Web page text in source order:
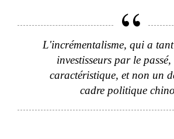
L'incrémentalisme, qui a
investisseurs par le passé,
caractéristique, et non un
cadre politique
Je ne suis pas résident ou citoyen des
Vos informations seront utilisées
politique de confidentialité.